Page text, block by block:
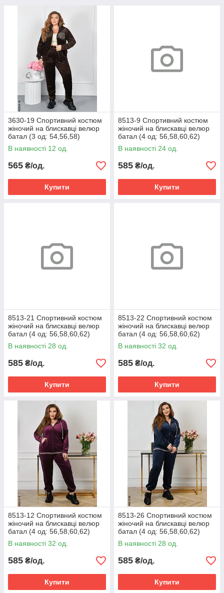
3630-19 Спортивний костюм
жіночий на блискавці велюр
батал (3 од: 54,56,58)
В наявності 12 од.
565 ₴/од.
Купити
8513-9 Спортивний костюм
жіночий на блискавці велюр
батал (4 од: 56,58,60,62)
В наявності 24 од.
585 ₴/од.
Купити
8513-21 Спортивний костюм
жіночий на блискавці велюр
батал (4 од: 56,58,60,62)
В наявності 28 од.
585 ₴/од.
Купити
8513-22 Спортивний костюм
жіночий на блискавці велюр
батал (4 од: 56,58,60,62)
В наявності 32 од.
585 ₴/од.
Купити
8513-12 Спортивний костюм
жіночий на блискавці велюр
батал (4 од: 56,58,60,62)
В наявності 32 од.
585 ₴/од.
Купити
8513-26 Спортивний костюм
жіночий на блискавці велюр
батал (4 од: 56,58,60,62)
В наявності 28 од.
585 ₴/од.
Купити